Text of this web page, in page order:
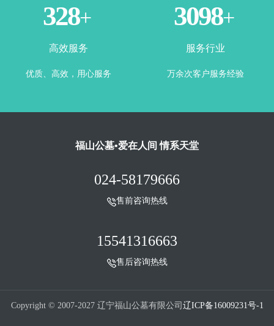
365+
高效服务
优质、高效，用心服务
3500+
服务行业
万余次客户服务经验
福山公墓•爱在人间 情系天堂
024-58179666
售前咨询热线
15541316663
售后咨询热线
Copyright © 2007-2027 辽宁福山公墓有限公司 辽ICP备16009231号-1